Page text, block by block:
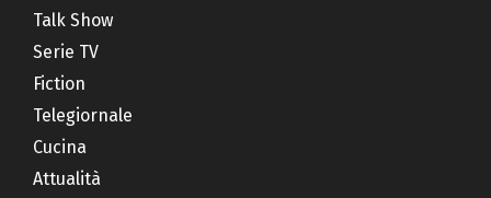
Talk Show
Serie TV
Fiction
Telegiornale
Cucina
Attualità